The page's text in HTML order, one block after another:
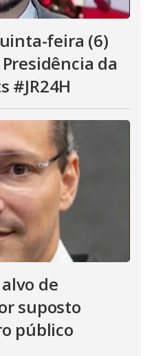
feira (6)
da
#JR24H
de
suposto
público